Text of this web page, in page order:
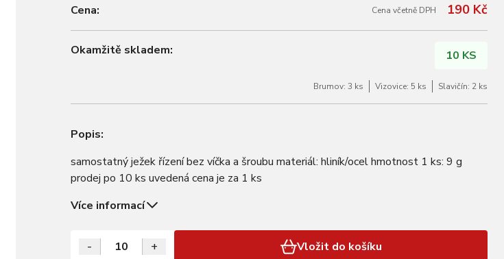
Cena: Cena včetně DPH 190 Kč
Okamžitě skladem: 10 KS
Brumov: 3 ks Vizovice: 5 ks Slavičín: 2 ks
Popis:
samostatný ježek řízení bez víčka a šroubu materiál: hliník/ocel hmotnost 1 ks: 9 g
prodej po 10 ks uvedená cena je za 1 ks
Více informací
- + Vložit do košíku